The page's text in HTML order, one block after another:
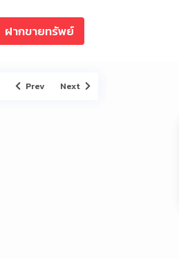
ฝากขายทรัพย์
Prev Next